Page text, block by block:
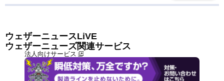
ウェザーニュースLiVE
ウェザーニューズ関連サービス
法人向けサービス